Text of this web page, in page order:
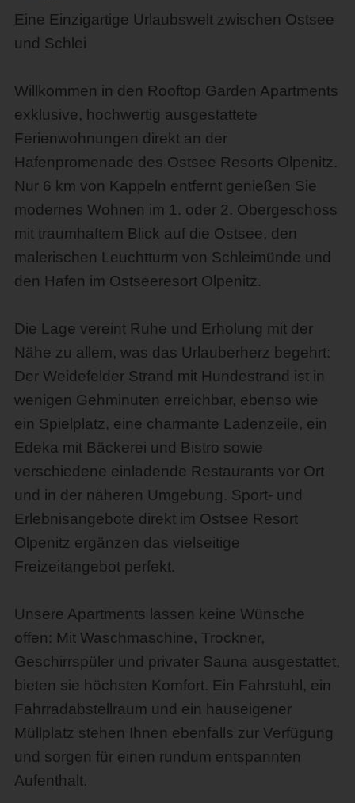
Eine Einzigartige Urlaubswelt zwischen Ostsee
und Schlei
Willkommen in den Rooftop Garden Apartments
exklusive, hochwertig ausgestattete
Ferienwohnungen direkt an der
Hafenpromenade des Ostsee Resorts Olpenitz.
Nur 6 km von Kappeln entfernt genießen Sie
modernes Wohnen im 1. oder 2. Obergeschoss
mit traumhaftem Blick auf die Ostsee, den
malerischen Leuchtturm von Schleimünde und
den Hafen im Ostseeresort Olpenitz.
Die Lage vereint Ruhe und Erholung mit der
Nähe zu allem, was das Urlauberherz begehrt:
Der Weidefelder Strand mit Hundestrand ist in
wenigen Gehminuten erreichbar, ebenso wie
ein Spielplatz, eine charmante Ladenzeile, ein
Edeka mit Bäckerei und Bistro sowie
verschiedene einladende Restaurants vor Ort
und in der näheren Umgebung. Sport- und
Erlebnisangebote direkt im Ostsee Resort
Olpenitz ergänzen das vielseitige
Freizeitangebot perfekt.
Unsere Apartments lassen keine Wünsche
offen: Mit Waschmaschine, Trockner,
Geschirrspüler und privater Sauna ausgestattet,
bieten sie höchsten Komfort. Ein Fahrstuhl, ein
Fahrradabstellraum und ein hauseigener
Müllplatz stehen Ihnen ebenfalls zur Verfügung
und sorgen für einen rundum entspannten
Aufenthalt.